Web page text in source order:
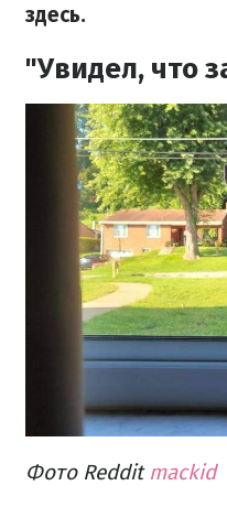
здесь.
"Увидел, что
Фото Reddit mackid